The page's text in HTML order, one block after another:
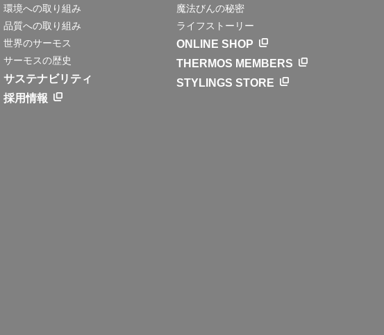
環境への取り組み
品質への取り組み
世界のサーモス
サーモスの歴史
サステナビリティ
採用情報
魔法びんの秘密
ライフストーリー
ONLINE SHOP
THERMOS MEMBERS
STYLINGS STORE